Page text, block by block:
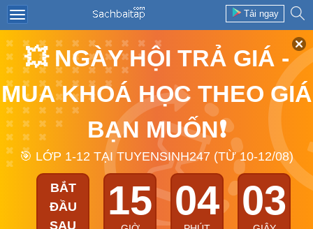
Tải ngay
💥 NGÀY HỘI TRẢ GIÁ -
MUA KHOÁ HỌC THEO GIÁ
BẠN MUỐN❗
🎯 LỚP 1-12 TẠI TUYENSINH247 (TỪ 10-12/08)
BẮT
ĐẦU
SAU
15 04 03